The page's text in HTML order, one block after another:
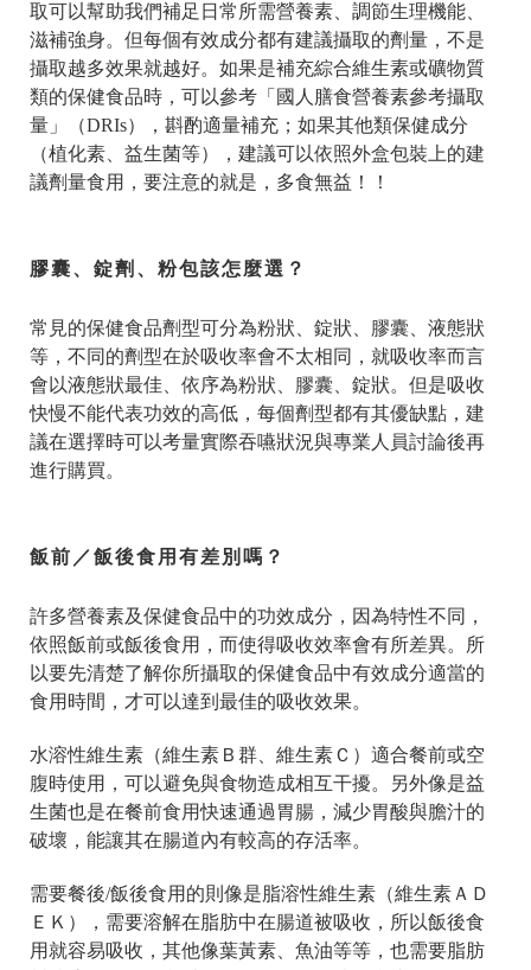
取可以幫助我們補足日常所需營養素、調節生理機能、
滋補強身。但每個有效成分都有建議攝取的劑量，不是
攝取越多效果就越好。如果是補充綜合維生素或礦物質
類的保健食品時，可以參考「國人膳食營養素參考攝取
量」（DRIs），斟酌適量補充；如果其他類保健成分
（植化素、益生菌等），建議可以依照外盒包裝上的建
議劑量食用，要注意的就是，多食無益！！
膠囊、錠劑、粉包該怎麼選？
常見的保健食品劑型可分為粉狀、錠狀、膠囊、液態狀
等，不同的劑型在於吸收率會不太相同，就吸收率而言
會以液態狀最佳、依序為粉狀、膠囊、錠狀。但是吸收
快慢不能代表功效的高低，每個劑型都有其優缺點，建
議在選擇時可以考量實際吞嚥狀況與專業人員討論後再
進行購買。
飯前／飯後食用有差別嗎？
許多營養素及保健食品中的功效成分，因為特性不同，
依照飯前或飯後食用，而使得吸收效率會有所差異。所
以要先清楚了解你所攝取的保健食品中有效成分適當的
食用時間，才可以達到最佳的吸收效果。
水溶性維生素（維生素Ｂ群、維生素Ｃ）適合餐前或空
腹時使用，可以避免與食物造成相互干擾。另外像是益
生菌也是在餐前食用快速通過胃腸，減少胃酸與膽汁的
破壞，能讓其在腸道內有較高的存活率。
需要餐後/飯後食用的則像是脂溶性維生素（維生素ＡＤ
ＥＫ），需要溶解在脂肪中在腸道被吸收，所以飯後食
用就容易吸收，其他像葉黃素、魚油等等，也需要脂肪